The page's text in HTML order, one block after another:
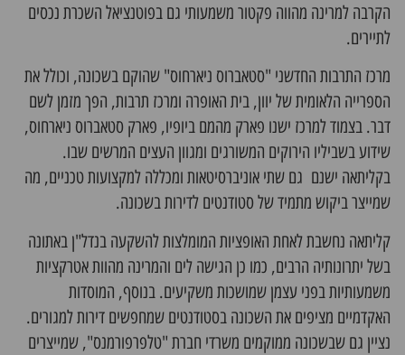
הקרבה למרינה מהווה פקטור משמעותי גם בפוטנציאל השכרת נכסים
לתיירים.
מרכז התרבות החדשני "סטאברוס ניארחוס" שהוקם בשכונה, וכולל את
הספרייה הלאומית של יוון, בית האופרה ומרכז תרבות, הפך מזמן לשם
דבר. בצמוד למרכז ישנו פארק מהמם ביופיו, פארק סטאברוס ניארחוס,
שידוע בשביליו הירוקים המשורגים ומגוון העצים המרשים שבו.
בקליתאה ישנם גם שתי אוניברסיטאות ומכללה למקצועות טכניים, מה
שמייצר ביקוש מתמיד של סטודנטים לדירות בשכונה.
קליתאה נחשבת לאחת האופציות המומלצות להשקעה בנדל"ן באתונה
בשל יתרונותיה הרבים, כמו כן הגישה לים והמרינה מהוות אטרקציות
משמעותיות בפני עצמן שמושכות משקיעים. בנוסף, המוסדות
האקדמיים מציפים את השכונה בסטודנטים שמחפשים דירות למגורים.
נציין גם שבשכונה ממוקמים משרדי חברת "טלפרפורמנס", שמייצרים